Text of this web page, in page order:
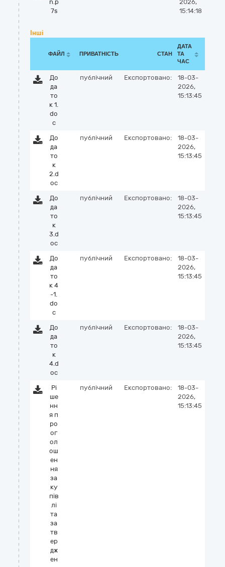
n.p
7s
2026,
15:14:18
Інші
ФАЙЛ ПРИВАТНІСТЬ СТАН
ДАТА
ТА
ЧАС
До
да
то
к 1.
do
c
публічний Експортовано:
18-03-
2026,
15:13:45
До
да
то
к
2.d
oc
публічний Експортовано:
18-03-
2026,
15:13:45
До
да
то
к
3.d
oc
публічний Експортовано:
18-03-
2026,
15:13:45
До
да
то
к 4
-1.
do
c
публічний Експортовано:
18-03-
2026,
15:13:45
До
да
то
к
4.d
oc
публічний Експортовано:
18-03-
2026,
15:13:45
Рі
ше
нн
я п
ро
ог
ол
ош
ен
ня
за
ку
пів
лі
та
за
тв
ер
дж
ен
публічний Експортовано:
18-03-
2026,
15:13:45